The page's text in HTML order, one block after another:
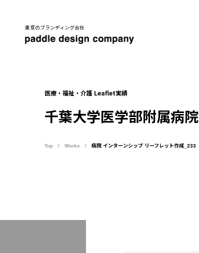
東京のブランディング会社
医療・福祉・介護 Leaflet実績
千葉大学医学部附属病院
Top Works 病院 インターンシップ リーフレット作成_233